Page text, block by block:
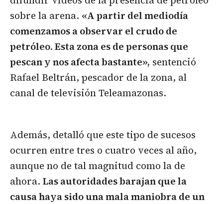
sobre la arena. «A partir del mediodía
comenzamos a observar el crudo de
petróleo. Esta zona es de personas que
pescan y nos afecta bastante», sentenció
Rafael Beltrán, pescador de la zona, al
canal de televisión Teleamazonas.
Además, detalló que este tipo de sucesos
ocurren entre tres o cuatro veces al año,
aunque no de tal magnitud como la de
ahora. Las autoridades barajan que la
causa haya sido una mala maniobra de un